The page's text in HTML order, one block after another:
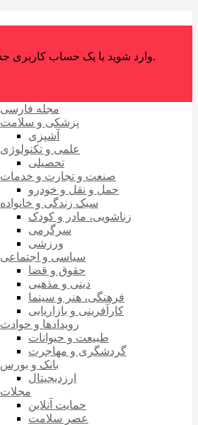
وارد شوید یا یک حساب کاربری جدید ایجاد کنید.
مجله فارسی
پزشکی و سلامت
آشپزی
علمی و تکنولوژی
تحصیلی
صنعت و تجارت و خدمات
حمل و نقل و خودرو
سبک زندگی و خانواده
زناشویی، مادر و کودک
سرگرمی
ورزشی
سیاسی و اجتماعی
حقوق و قضا
دینی و مذهبی
فرهنگی، هنر و سینما
کارآفرینی و بازاریابی
رویدادها و حوادث
طبیعت و حیوانات
گردشگری و مهاجرت
بانک و بورس
ارزدیجیتال
مجلات
حمایت آنلاین
عصر سلامت